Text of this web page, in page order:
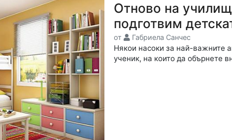
Отново на
подготвим
от Габриела Санчес
Някои насоки за най-важните
ученик, на които да обърнете